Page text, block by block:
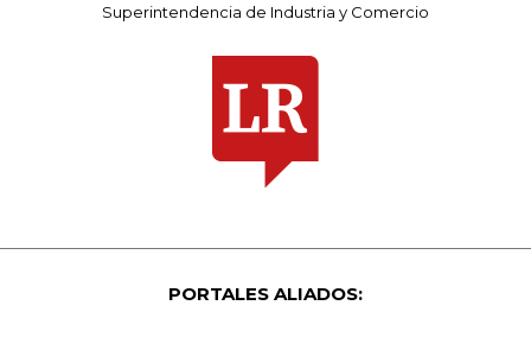
Superintendencia de Industria y Comercio
PORTALES ALIADOS: